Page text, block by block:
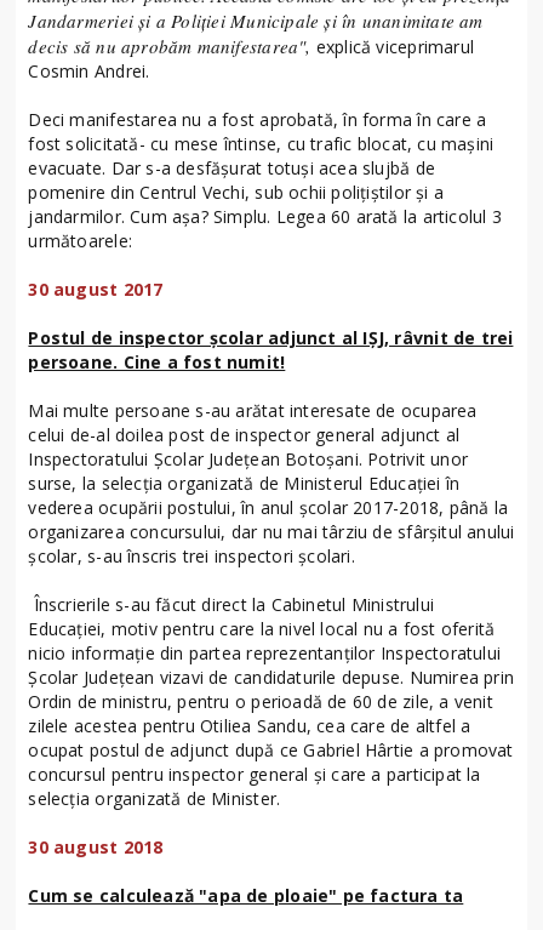
Jandarmeriei şi a Poliţiei Municipale şi în unanimitate am
decis să nu aprobăm manifestarea", explică viceprimarul
Cosmin Andrei.
Deci manifestarea nu a fost aprobată, în forma în care a
fost solicitată- cu mese întinse, cu trafic blocat, cu maşini
evacuate. Dar s-a desfăşurat totuşi acea slujbă de
pomenire din Centrul Vechi, sub ochii poliţiştilor şi a
jandarmilor. Cum aşa? Simplu. Legea 60 arată la articolul 3
următoarele:
30 august 2017
Postul de inspector școlar adjunct al IȘJ, râvnit de trei
persoane. Cine a fost numit!
Mai multe persoane s-au arătat interesate de ocuparea
celui de-al doilea post de inspector general adjunct al
Inspectoratului Școlar Județean Botoșani. Potrivit unor
surse, la selecția organizată de Ministerul Educației în
vederea ocupării postului, în anul şcolar 2017-2018, până la
organizarea concursului, dar nu mai târziu de sfârşitul anului
şcolar, s-au înscris trei inspectori școlari.
Înscrierile s-au făcut direct la Cabinetul Ministrului
Educației, motiv pentru care la nivel local nu a fost oferită
nicio informație din partea reprezentanților Inspectoratului
Școlar Județean vizavi de candidaturile depuse. Numirea prin
Ordin de ministru, pentru o perioadă de 60 de zile, a venit
zilele acestea pentru Otiliea Sandu, cea care de altfel a
ocupat postul de adjunct după ce Gabriel Hârtie a promovat
concursul pentru inspector general şi care a participat la
selecţia organizată de Minister.
30 august 2018
Cum se calculează "apa de ploaie" pe factura ta